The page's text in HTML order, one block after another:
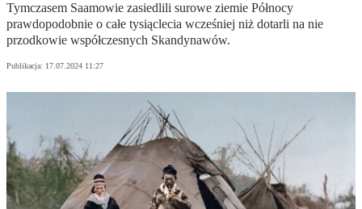
Tymczasem Saamowie zasiedlili surowe ziemie Północy
prawdopodobnie o całe tysiąclecia wcześniej niż dotarli na nie
przodkowie współczesnych Skandynawów.
Publikacja: 17.07.2024 11:27